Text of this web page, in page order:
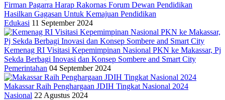
Firman Pagarra Harap Rakornas Forum Dewan Pendidikan
Hasilkan Gagasan Untuk Kemajuan Pendidikan
Edukasi 11 September 2024
Kemenag RI Visitasi Kepemimpinan Nasional PKN ke Makassar, Pj
Sekda Berbagi Inovasi dan Konsep Sombere and Smart City
Pemerintahan 04 September 2024
Makassar Raih Penghargaan JDIH Tingkat Nasional 2024
Nasional 22 Agustus 2024